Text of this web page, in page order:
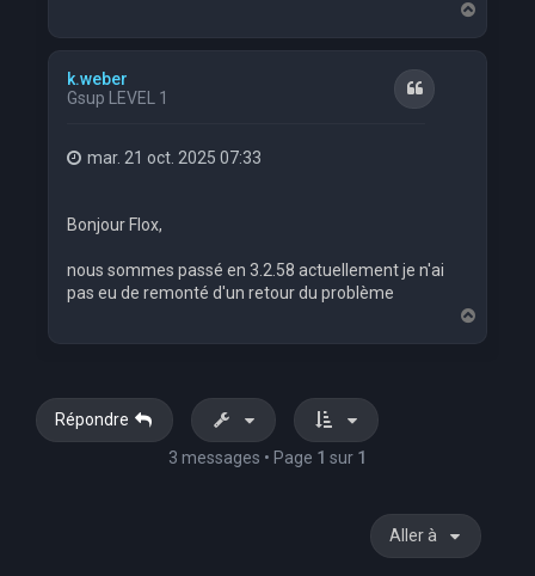
a
u
k.weber
Gsup LEVEL 1
Citation
mar. 21 oct. 2025 07:33
Bonjour Flox,
nous sommes passé en 3.2.58 actuellement je n'ai
pas eu de remonté d'un retour du problème
a
Répondre
3 messages • Page 1 sur 1
Aller à